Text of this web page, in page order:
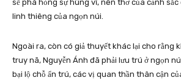
sẽ phá hỏng sự hùng vĩ, nên thơ của cảnh
linh thiêng của ngọn núi.
Ngoài ra, còn có giả thuyết khác lại cho rằng
truy nã, Nguyễn Ánh đã phải lưu trú ở ngọn
bại lộ chỗ ẩn trú, các vị quan thần thân cận